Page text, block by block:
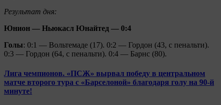
Результат дня:
Юнион — Ньюкасл Юнайтед — 0:4
Голы: 0:1 — Вольтемаде (17). 0:2 — Гордон (43, с пенальти).
0:3 — Гордон (64, с пенальти). 0:4 — Барнс (80).
Лига чемпионов. «ПСЖ» вырвал победу в центральном
матче второго тура с «Барселоной» благодаря голу на 90-й
минуте!